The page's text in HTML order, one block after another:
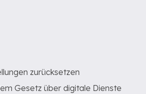
zurücksetzen
Gesetz über digitale Dienste